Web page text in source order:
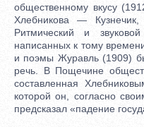
общественному вкусу
Хлебникова —
Ритмический и
написанных к тому
и поэмы Журавль (1909)
речь. В Пощечине
составленная
которой он, согласно
предсказал «падение